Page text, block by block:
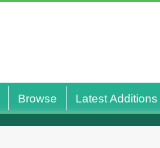
Browse Latest Additions